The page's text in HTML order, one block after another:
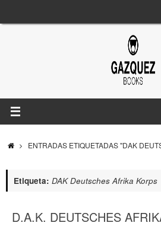
INICIOENTRADAS ETIQUETADAS "DAK
Etiqueta: DAK Deutsches Afrika Korps
D.A.K. DEUTSCHES